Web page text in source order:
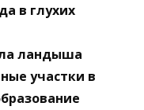
в глухих
ландыша
участки в